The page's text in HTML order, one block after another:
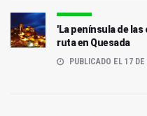
'La península de
ruta en Quesada
PUBLICADO EL 17